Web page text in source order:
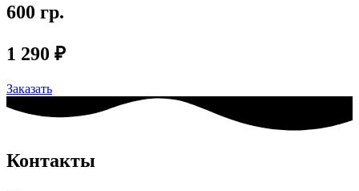
600 гр.
1 290 ₽
Заказать
Контакты